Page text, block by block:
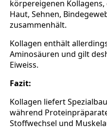
körpereigenen Kollagens,
Haut, Sehnen,
zusammenhält.
Kollagen enthält
Aminosäuren und gilt
Eiweiss.
Fazit:
Kollagen liefert
während
Stoffwechsel und